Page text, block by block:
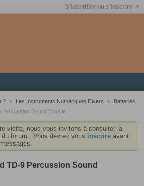
S'identifier ou s'inscrire
? Les Instruments Numériques Divers
Batteries
Percussion Sound Module
visite, nous vous invitons à consulter la
du forum . Vous devrez vous inscrire avant
TD-9 Percussion Sound